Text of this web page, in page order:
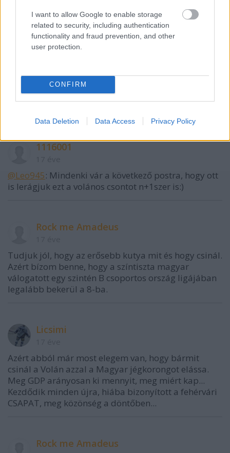
I want to allow Google to enable storage
related to security, including authentication
functionality and fraud prevention, and other
user protection.
CONFIRM
Data Deletion Data Access Privacy Policy
Leo945
17 éve
:D csak nem :)
surdilovics
17 éve
1116001
@Leo945: Mindenki vár a következő postra, hogy ott
is lerágjuk ezt a volános csontot n+1szer is:)
Rock me Amadeus
Tudjuk jól, hogy az erősebb kutya mit és hogy csinál.
Azért bízom benne, hogy a színtiszta magyar
válogatott egy szintén B csoportos ország ligájában
legalább bekerül a 8-ba.
Licsimi
Azért abból már most elegem van, hogy bármit
csinál a Volán azzal a Magyar jégkorongot elássa.
Meg GDP arányosan ki mennyit, meg miért kap...
Kezdődik minden újra, hiába bizonyított a fehérvári
CSAPAT, meg közönség a döntőben...
Rock me Amadeus